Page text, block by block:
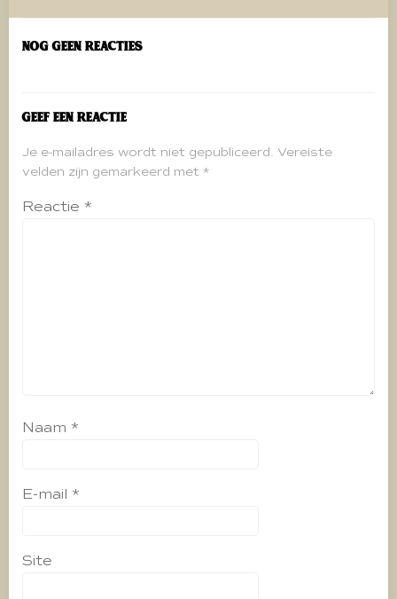
navigatie
navigatie
Nog geen reacties
Geef een reactie
Je e-mailadres wordt niet gepubliceerd. Vereiste
velden zijn gemarkeerd met *
Reactie *
Naam *
E-mail *
Site